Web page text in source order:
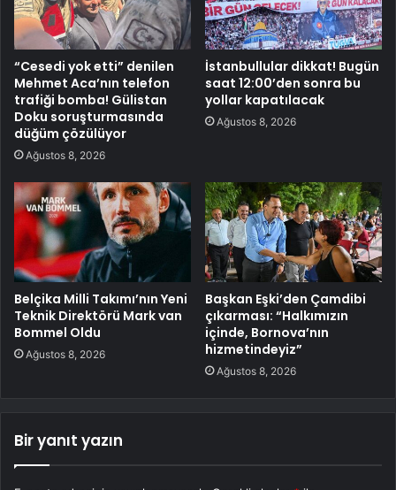
“Cesedi yok etti” denilen
Mehmet Aca’nın telefon
trafiği bomba! Gülistan
Doku soruşturmasında
düğüm çözülüyor
Ağustos 8, 2026
İstanbullular dikkat! Bugün
saat 12:00’den sonra bu
yollar kapatılacak
Ağustos 8, 2026
Belçika Milli Takımı’nın Yeni
Teknik Direktörü Mark van
Bommel Oldu
Ağustos 8, 2026
Başkan Eşki’den Çamdibi
çıkarması: “Halkımızın
içinde, Bornova’nın
hizmetindeyiz”
Ağustos 8, 2026
Bir yanıt yazın